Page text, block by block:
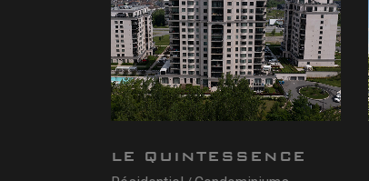
LE QUINTESSENCE